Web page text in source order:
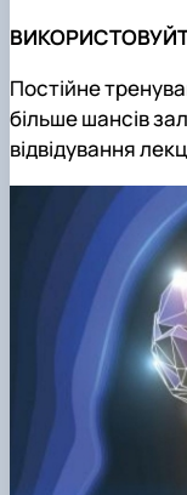
Постійне
більше шансів
відвідування